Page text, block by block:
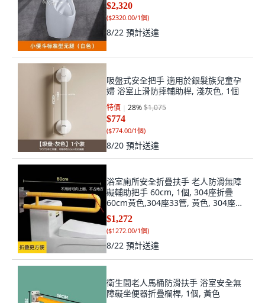
$2,320
($2320.00/1個)
8/22 預計送達
吸盤式安全把手 適用於銀髮族兒童孕
婦 浴室止滑防摔輔助桿, 淺灰色, 1個
特價 28%$1,075
$774
($774.00/1個)
8/20 預計送達
浴室廁所安全折疊扶手 老人防滑無障
礙輔助把手 60cm, 1個, 304座折疊
60cm黃色,304座33管, 黃色, 304座折
疊
$1,272
($1272.00/1個)
8/22 預計送達
衛生間老人馬桶防滑扶手 浴室安全無
障礙坐便器折疊欄桿, 1個, 黃色